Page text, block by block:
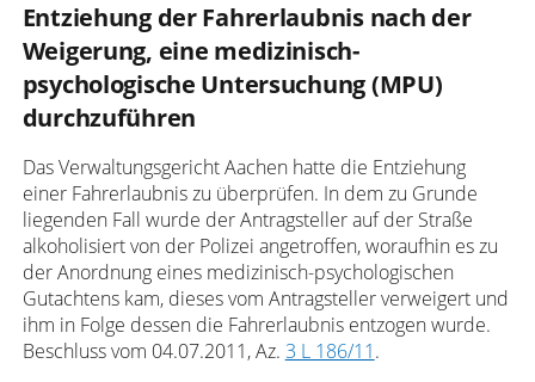
Entziehung der Fahrerlaubnis nach der
Weigerung, eine medizinisch-
psychologische Untersuchung (MPU)
durchzuführen
Das Verwaltungsgericht Aachen hatte die Entziehung
einer Fahrerlaubnis zu überprüfen. In dem zu Grunde
liegenden Fall wurde der Antragsteller auf der Straße
alkoholisiert von der Polizei angetroffen, woraufhin es zu
der Anordnung eines medizinisch-psychologischen
Gutachtens kam, dieses vom Antragsteller verweigert und
ihm in Folge dessen die Fahrerlaubnis entzogen wurde.
Beschluss vom 04.07.2011, Az. 3 L 186/11.